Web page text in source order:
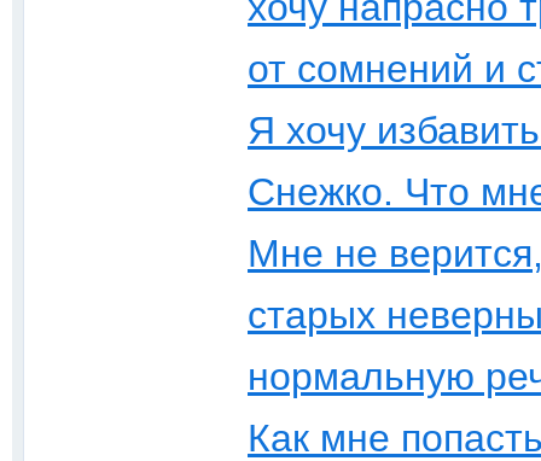
от сомнений и
Я хочу
Снежко. Что
Мне не
старых
нормальную
Как мне